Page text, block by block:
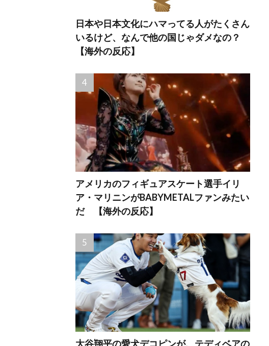
日本や日本文化にハマってる人がたくさん
いるけど、なんで他の国じゃダメなの？
【海外の反応】
アメリカのフィギュアスケート選手イリ
ア・マリニンがBABYMETALファンみたい
だ 【海外の反応】
大谷翔平の愛犬デコピンが、テディベアの